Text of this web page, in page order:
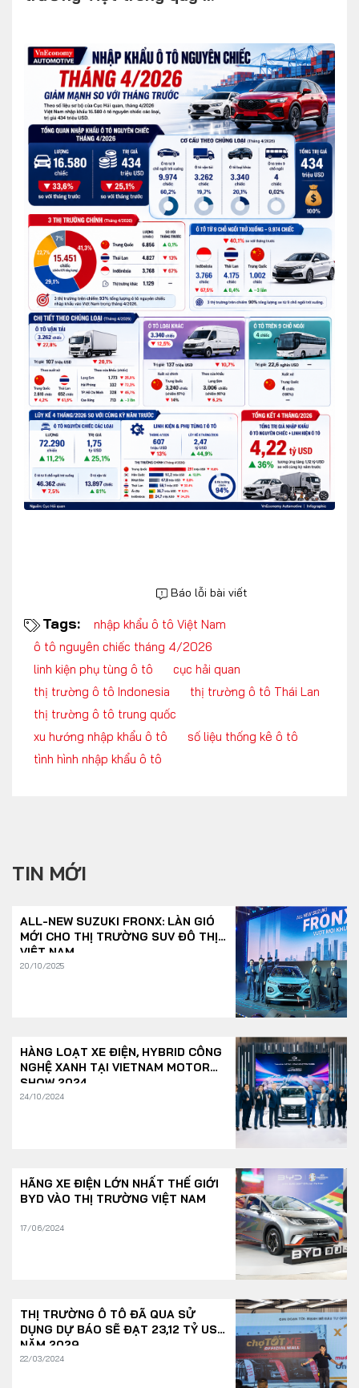
Facebook Youtube
CONTACT US
0972271616
ngocvu.vneconomy@gmail.com
Báo lỗi bài viết
Tags:
nhập khẩu ô tô Việt Nam
ô tô nguyên chiếc tháng 4/2026
linh kiện phụ tùng ô tô
cục hải quan
thị trường ô tô Indonesia
thị trường ô tô Thái Lan
thị trường ô tô trung quốc
xu hướng nhập khẩu ô tô
số liệu thống kê ô tô
tình hình nhập khẩu ô tô
TIN MỚI
ALL-NEW SUZUKI FRONX: LÀN GIÓ
MỚI CHO THỊ TRƯỜNG SUV ĐÔ THỊ
VIỆT NAM
20/10/2025
HÀNG LOẠT XE ĐIỆN, HYBRID CÔNG
NGHỆ XANH TẠI VIETNAM MOTOR
SHOW 2024
24/10/2024
HÃNG XE ĐIỆN LỚN NHẤT THẾ GIỚI
BYD VÀO THỊ TRƯỜNG VIỆT NAM
17/06/2024
THỊ TRƯỜNG Ô TÔ ĐÃ QUA SỬ
DỤNG DỰ BÁO SẼ ĐẠT 23,12 TỶ USD
NĂM 2029
22/03/2024